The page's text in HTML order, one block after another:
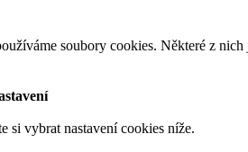
soubory cookies. Některé z
si vybrat nastavení cookies níže.